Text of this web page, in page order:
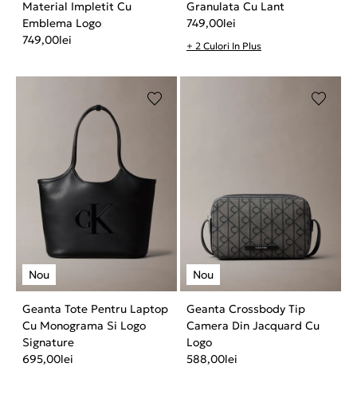
Material Impletit Cu
Emblema Logo
749,00lei
Granulata Cu Lant
749,00lei
+ 2 Culori In Plus
Geanta Tote Pentru Laptop
Cu Monograma Si Logo
Signature
695,00lei
Geanta Crossbody Tip
Camera Din Jacquard Cu
Logo
588,00lei